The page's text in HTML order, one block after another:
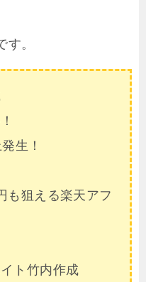
す。
生！
狙える楽天アフ
ト竹内作成